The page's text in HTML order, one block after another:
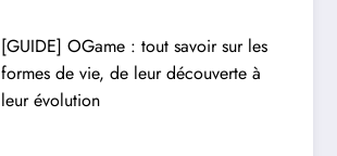
[GUIDE] OGame : tout savoir sur les
formes de vie, de leur découverte à
leur évolution